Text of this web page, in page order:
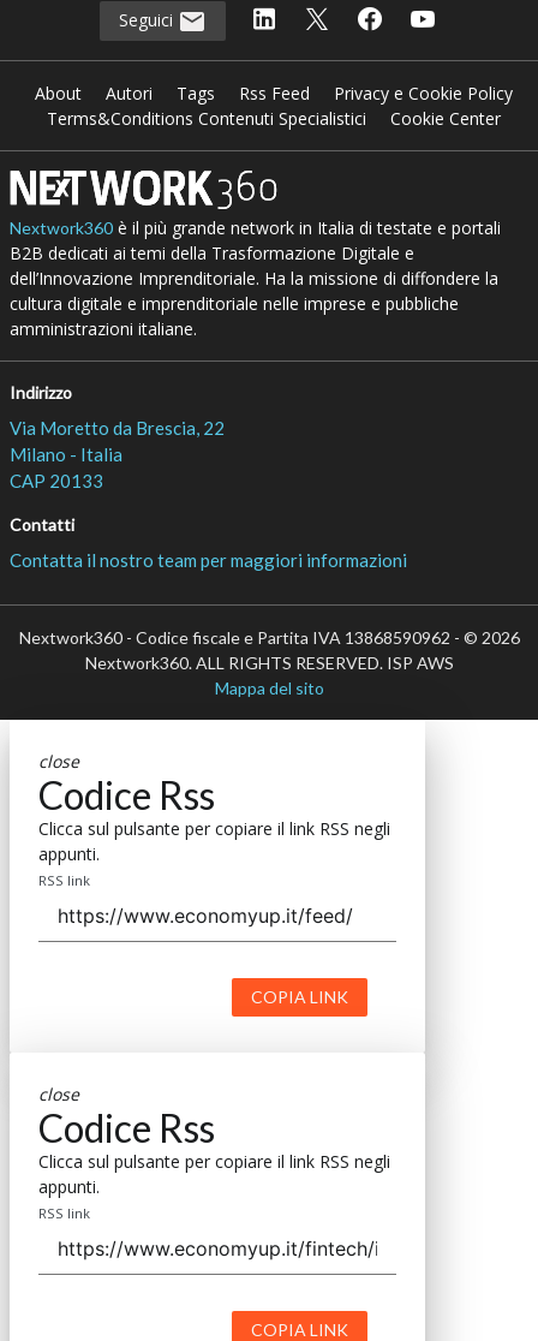
Seguici
About Autori Tags Rss Feed
Privacy e Cookie Policy
Terms&Conditions Contenuti Specialistici
Cookie Center
Nextwork360è il più grande network in Italia di testate e portali
B2B dedicati ai temi della Trasformazione Digitale e
dell’Innovazione Imprenditoriale. Ha la missione di diffondere la
cultura digitale e imprenditoriale nelle imprese e pubbliche
amministrazioni italiane.
Indirizzo
Via Moretto da Brescia, 22
Milano - Italia
CAP 20133
Contatti
Contatta il nostro team per maggiori informazioni
Nextwork360 - Codice fiscale e Partita IVA 13868590962 - © 2026
Nextwork360. ALL RIGHTS RESERVED. ISP AWS
Mappa del sito
close
Codice Rss
Clicca sul pulsante per copiare il link RSS negli
appunti.
RSS link
COPIA LINK
close
Codice Rss
Clicca sul pulsante per copiare il link RSS negli
appunti.
RSS link
COPIA LINK